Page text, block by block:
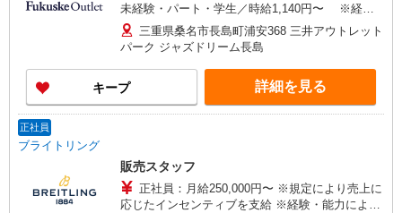
未経験・パート・学生／時給1,140円〜 ※経
験・能力により優遇 ※試用期間（3ヶ月間）：
時給1,140円〜 【契約社員】 月給187,000円〜
250,000円 ※試用期間（3ヶ月間）：時給1,180
円〜 ※経験・能力により優遇
三重県桑名市長島町浦安368 三井アウトレット
パーク ジャズドリーム長島
キープ 詳細を見る
正社員
ブライトリング
販売スタッフ
正社員：月給250,000円〜 ※規定により売上に
応じたインセンティブを支給 ※経験・能力により